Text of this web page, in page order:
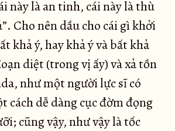
này là an tinh, cái này là thù
Cho nên dầu cho cái gì khởi
khả ý, hay khả ý và bất khả
diệt (trong vị ấy) và xả tồn
như một người lực sĩ có
cách dễ dàng cục đờm đọng
cũng vậy, như vậy là tốc